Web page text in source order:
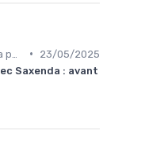
•
23/05/2025
Saxenda : avant